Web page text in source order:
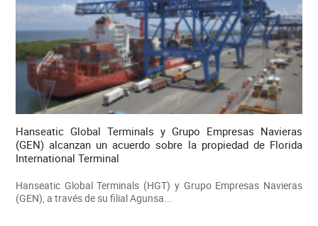
Hanseatic Global Terminals y Grupo Empresas Navieras
(GEN) alcanzan un acuerdo sobre la propiedad de Florida
International Terminal
Hanseatic Global Terminals (HGT) y Grupo Empresas Navieras
(GEN), a través de su filial Agunsa...